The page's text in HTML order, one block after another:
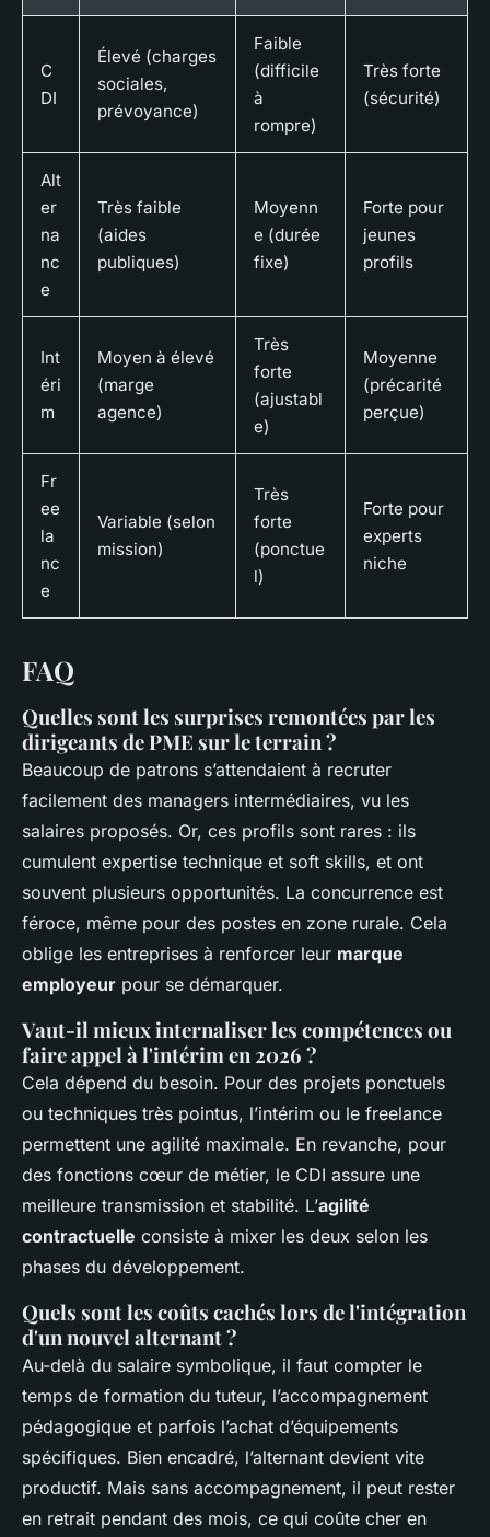
C
DI
Élevé (charges
sociales,
prévoyance)
Faible
(difficile
à
rompre)
Très forte
(sécurité)
Alt
er
na
nc
e
Très faible
(aides
publiques)
Moyenn
e (durée
fixe)
Forte pour
jeunes
profils
Int
éri
m
Moyen à élevé
(marge
agence)
Très
forte
(ajustabl
e)
Moyenne
(précarité
perçue)
Fr
ee
la
nc
e
Variable (selon
mission)
Très
forte
(ponctue
l)
Forte pour
experts
niche
FAQ
Quelles sont les surprises remontées par les
dirigeants de PME sur le terrain ?
Beaucoup de patrons s’attendaient à recruter
facilement des managers intermédiaires, vu les
salaires proposés. Or, ces profils sont rares : ils
cumulent expertise technique et soft skills, et ont
souvent plusieurs opportunités. La concurrence est
féroce, même pour des postes en zone rurale. Cela
oblige les entreprises à renforcer leur marque
employeur pour se démarquer.
Vaut-il mieux internaliser les compétences ou
faire appel à l'intérim en 2026 ?
Cela dépend du besoin. Pour des projets ponctuels
ou techniques très pointus, l’intérim ou le freelance
permettent une agilité maximale. En revanche, pour
des fonctions cœur de métier, le CDI assure une
meilleure transmission et stabilité. L’agilité
contractuelle consiste à mixer les deux selon les
phases du développement.
Quels sont les coûts cachés lors de l'intégration
d'un nouvel alternant ?
Au-delà du salaire symbolique, il faut compter le
temps de formation du tuteur, l’accompagnement
pédagogique et parfois l’achat d’équipements
spécifiques. Bien encadré, l’alternant devient vite
productif. Mais sans accompagnement, il peut rester
en retrait pendant des mois, ce qui coûte cher en